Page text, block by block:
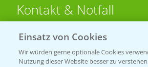
Kontakt & Notfall
Beratung auf WhatsApp
T.+49 (0)174 346 564 1
Einsatz von Cookies
Wir würden gerne optionale Cookies
Nutzung dieser Website besser zu